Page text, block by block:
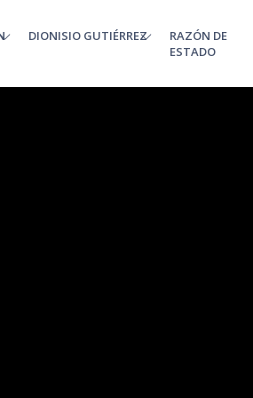
DIONISIO GUTIÉRREZ
RAZÓN DE
ESTADO